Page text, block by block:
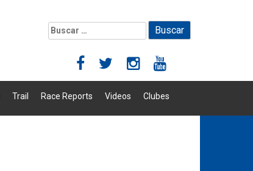
Buscar:
Trail Race Reports Videos Clubes